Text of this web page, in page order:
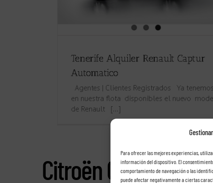
Para ofrecer las mejores experiencias,
información del dispositivo. El
comportamiento de navegación o las
puede afectar negativamente a ciertas
Citroën C4 Cactus